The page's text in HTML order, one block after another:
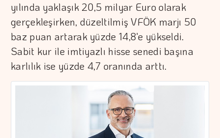
yılında yaklaşık 20,5 milyar Euro olarak
gerçekleşirken, düzeltilmiş VFÖK marjı 50
baz puan artarak yüzde 14,8'e yükseldi.
Sabit kur ile imtiyazlı hisse senedi başına
karlılık ise yüzde 4,7 oranında arttı.